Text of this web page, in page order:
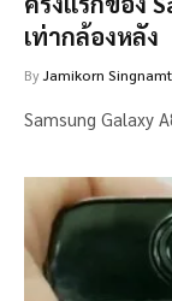
เท่ากล้องหลัง
ByJamikorn
Samsung Galaxy